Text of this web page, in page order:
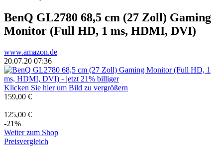
BenQ GL2780 68,5 cm (27 Zoll) Gaming
Monitor (Full HD, 1 ms, HDMI, DVI)
www.amazon.de
20.07.20 07:36
Klicken Sie hier um Bild zu vergrößern
159,00 €
125,00 €
-21%
Weiter zum Shop
Preisvergleich